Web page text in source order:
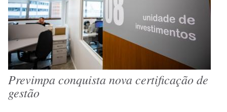
Previmpa conquista nova certificação de
gestão